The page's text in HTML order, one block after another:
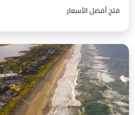
فتح أفضل الأسعار